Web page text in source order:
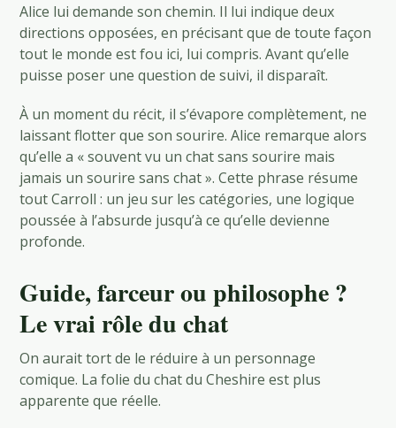
Alice lui demande son chemin. Il lui indique deux
directions opposées, en précisant que de toute façon
tout le monde est fou ici, lui compris. Avant qu’elle
puisse poser une question de suivi, il disparaît.
À un moment du récit, il s’évapore complètement, ne
laissant flotter que son sourire. Alice remarque alors
qu’elle a « souvent vu un chat sans sourire mais
jamais un sourire sans chat ». Cette phrase résume
tout Carroll : un jeu sur les catégories, une logique
poussée à l’absurde jusqu’à ce qu’elle devienne
profonde.
Guide, farceur ou philosophe ?
Le vrai rôle du chat
On aurait tort de le réduire à un personnage
comique. La folie du chat du Cheshire est plus
apparente que réelle.